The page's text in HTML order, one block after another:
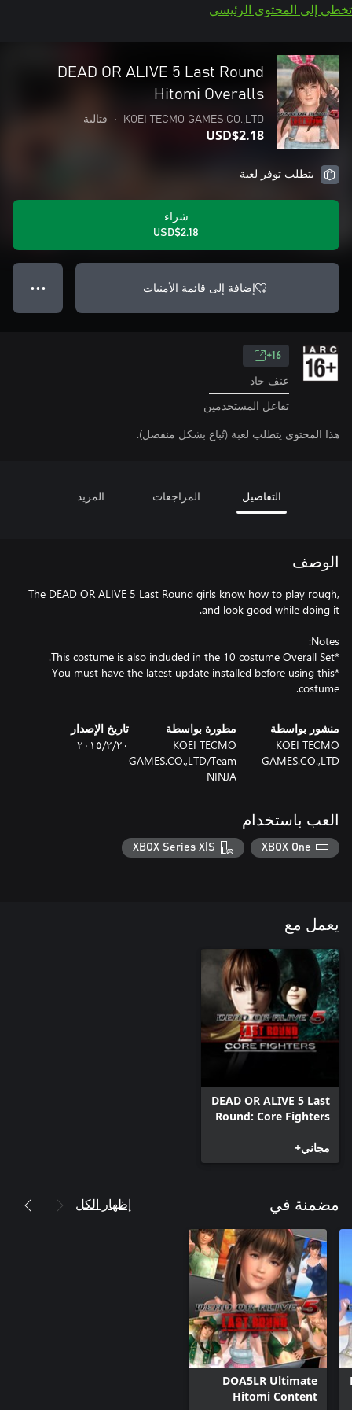
تخطي إلى المحتوى الرئيسي
DEAD OR ALIVE 5 Last Round
Hitomi Overalls
KOEI TECMO GAMES.CO.,LTD
• قتالية
USD$2.18
يتطلب توفر لعبة
شراء
USD$2.18
إضافة إلى قائمة الأمنيات ● ● ●
16+
عنف حاد
تفاعل المستخدمين
هذا المحتوى يتطلب لعبة (تُباع بشكل منفصل).
التفاصيل المراجعات المزيد
الوصف
The DEAD OR ALIVE 5 Last Round girls know how to play rough,
*You must have the latest update installed before using this
costume.
منشور بواسطة
KOEI TECMO
GAMES.CO.,LTD
مطورة بواسطة
KOEI TECMO
GAMES.CO.,LTD/Team
NINJA
تاريخ الإصدار
٢٠‏/٢‏/٢٠١٥
العب باستخدام
XBOX One
XBOX Series X|S
يعمل مع
DEAD OR ALIVE 5 Last
Round: Core Fighters
مجاني+
مضمنة في إظهار الكل
DOA5LR Ultimate
Hitomi Content